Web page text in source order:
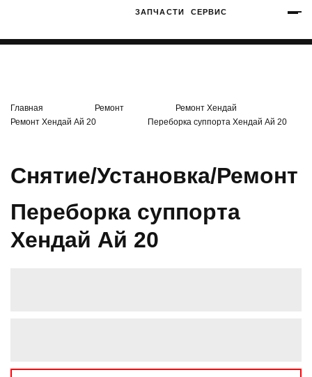
ЗАПЧАСТИ СЕРВИС
Главная Ремонт
Ремонт Хендай
Ремонт Хендай Ай 20
Переборка суппорта Хендай Ай 20
Снятие/Установка/Ремонт
Переборка суппорта
Хендай Ай 20